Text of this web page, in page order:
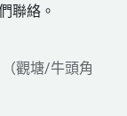
聯絡。
觀塘/牛頭角